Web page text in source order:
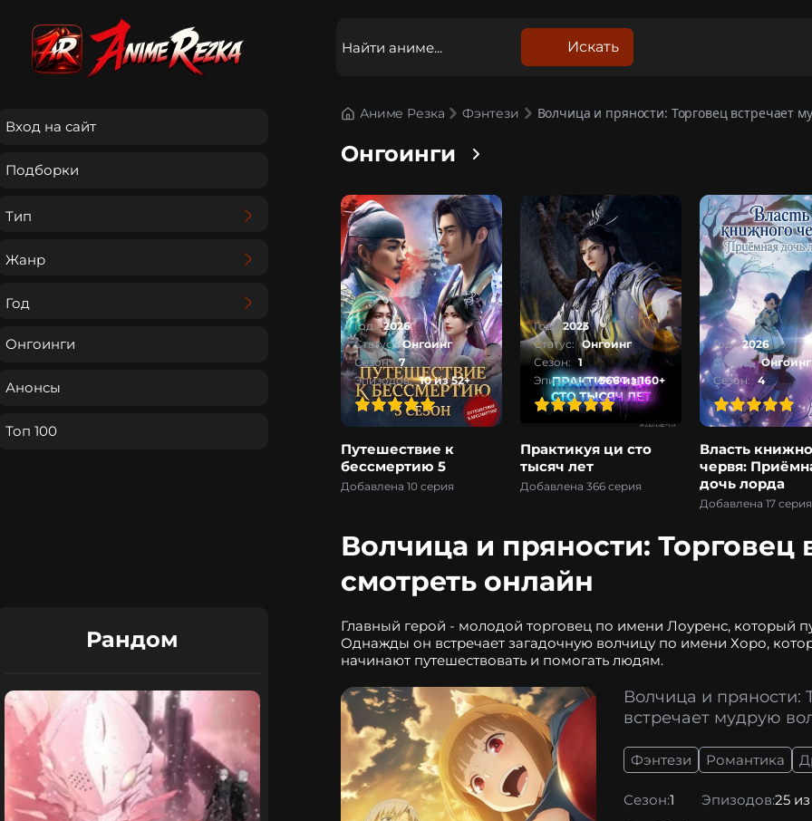
Искать
Вход на сайт
Подборки
Тип
Жанр
Год
Онгоинги
Анонсы
Топ 100
Рандом
Аниме Резка Фэнтези Волчица и пряности: Торговец встречает
Онгоинги
Год: 2026
Статус: Онгоинг
Сезон: 7
Эпизодов: 10 из 52+
Путешествие к
бессмертию 5
Добавлена 10 серия
Год: 2023
Статус: Онгоинг
Сезон: 1
Эпизодов: 366 из 160+
100 1 2 3 4
Практикуя ци сто
тысяч лет
Добавлена 366 серия
Год: 2026
Статус: Онгоинг
Сезон: 4
100 1 2 3
Власть
червя:
дочь лорда
Добавлена 17 серия
100 1
Волчица и пряности:
смотреть онлайн
Главный герой - молодой торговец по имени Лоуренс, который
Однажды он встречает загадочную волчицу по имени Хоро,
начинают путешествовать и помогать людям.
Волчица и пряности:
встречает мудрую
Фэнтези Романтика
Сезон:1 Эпизодов:25